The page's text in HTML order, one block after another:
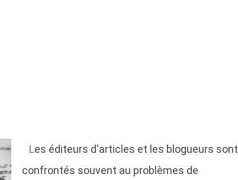
Les éditeurs d'articles et les blogueurs sont
confrontés souvent au problèmes de